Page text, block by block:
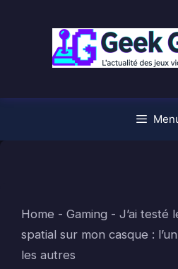
Home - Gaming - J’ai testé
spatial sur mon casque :
les autres